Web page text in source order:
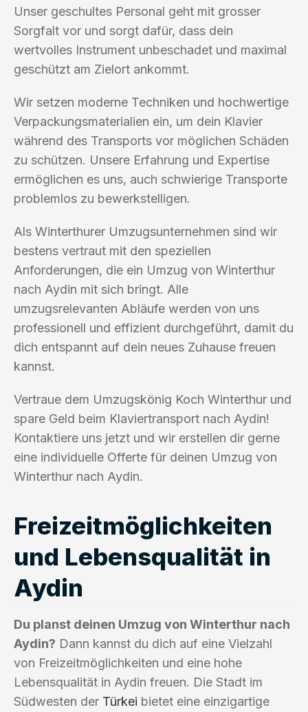
Unser geschultes Personal geht mit grosser
Sorgfalt vor und sorgt dafür, dass dein
wertvolles Instrument unbeschadet und maximal
geschützt am Zielort ankommt.
Wir setzen moderne Techniken und hochwertige
Verpackungsmaterialien ein, um dein Klavier
während des Transports vor möglichen Schäden
zu schützen. Unsere Erfahrung und Expertise
ermöglichen es uns, auch schwierige Transporte
problemlos zu bewerkstelligen.
Als Winterthurer Umzugsunternehmen sind wir
bestens vertraut mit den speziellen
Anforderungen, die ein Umzug von Winterthur
nach Aydin mit sich bringt. Alle
umzugsrelevanten Abläufe werden von uns
professionell und effizient durchgeführt, damit du
dich entspannt auf dein neues Zuhause freuen
kannst.
Vertraue dem Umzugskönig Koch Winterthur und
spare Geld beim Klaviertransport nach Aydin!
Kontaktiere uns jetzt und wir erstellen dir gerne
eine individuelle Offerte für deinen Umzug von
Winterthur nach Aydin.
Freizeitmöglichkeiten
und Lebensqualität in
Aydin
Du planst deinen Umzug von Winterthur nach
Aydin? Dann kannst du dich auf eine Vielzahl
von Freizeitmöglichkeiten und eine hohe
Lebensqualität in Aydin freuen. Die Stadt im
Südwesten der Türkei bietet eine einzigartige